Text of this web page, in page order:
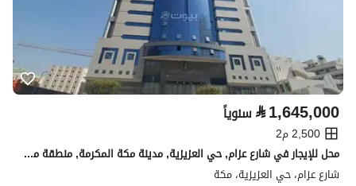
⃁1,645,000 سنوياً
2,500 م2
محل للإيجار في شارع عزام, حي العزيزية, مدينة مكة المكرمة, منطقة مكة المكرمة
شارع عزام، حي العزيزية، مكة